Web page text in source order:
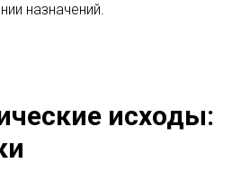
назначений.
исходы: